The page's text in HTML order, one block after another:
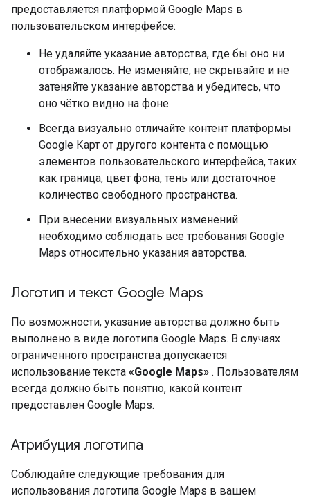
предоставляется платформой Google Maps в
пользовательском интерфейсе:
Не удаляйте указание авторства, где бы оно ни
отображалось. Не изменяйте, не скрывайте и не
затеняйте указание авторства и убедитесь, что
оно чётко видно на фоне.
Всегда визуально отличайте контент платформы
Google Карт от другого контента с помощью
элементов пользовательского интерфейса, таких
как граница, цвет фона, тень или достаточное
количество свободного пространства.
При внесении визуальных изменений
необходимо соблюдать все требования Google
Maps относительно указания авторства.
Логотип и текст Google Maps
По возможности, указание авторства должно быть
выполнено в виде логотипа Google Maps. В случаях
ограниченного пространства допускается
использование текста «Google Maps» . Пользователям
всегда должно быть понятно, какой контент
предоставлен Google Maps.
Атрибуция логотипа
Соблюдайте следующие требования для
использования логотипа Google Maps в вашем